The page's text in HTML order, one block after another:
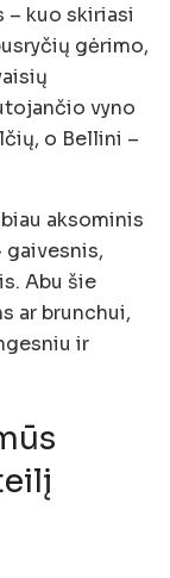
– kuo skiriasi
gėrimo,
vyno
o Bellini –
aksominis
gaivesnis,
Abu šie
ar brunchui,
ir